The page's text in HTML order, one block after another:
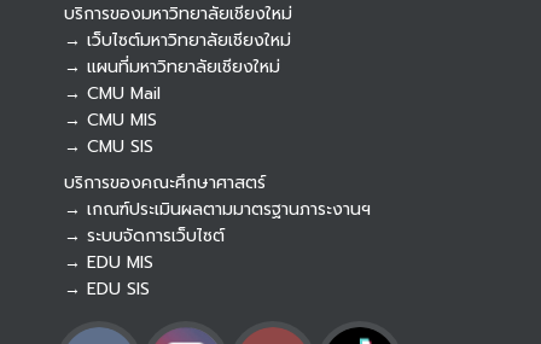
บริการของมหาวิทยาลัยเชียงใหม่
→ เว็บไซต์มหาวิทยาลัยเชียงใหม่
→ แผนที่มหาวิทยาลัยเชียงใหม่
→ CMU Mail
→ CMU MIS
→ CMU SIS
บริการของคณะศึกษาศาสตร์
→ เกณฑ์ประเมินผลตามมาตรฐานภาระงานฯ
→ ระบบจัดการเว็บไซต์
→ EDU MIS
→ EDU SIS
Botnoi Assistant
Connecting…